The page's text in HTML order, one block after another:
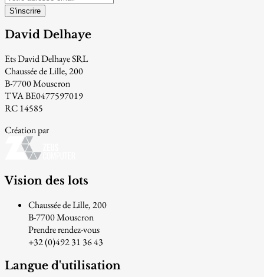
S'inscrire
David Delhaye
Ets David Delhaye SRL
Chaussée de Lille, 200
B-7700 Mouscron
TVA BE0477597019
RC 14585
Création par
Vision des lots
Chaussée de Lille, 200
B-7700 Mouscron
Prendre rendez-vous
+32 (0)492 31 36 43
Langue d'utilisation